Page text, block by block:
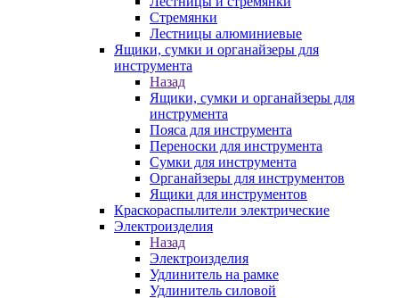
Стремянки
Лестницы алюминиевые
Ящики, сумки и органайзеры для
инструмента
Назад
Ящики, сумки и органайзеры для
инструмента
Пояса для инструмента
Переноски для инструмента
Сумки для инструмента
Органайзеры для инструментов
Ящики для инструментов
Краскораспылители электрические
Электроизделия
Назад
Электроизделия
Удлинитель на рамке
Удлинитель силовой